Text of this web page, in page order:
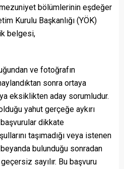
bölümlerinin eşdeğer
Kurulu Başkanlığı (YÖK)
belgesi,
ve fotoğrafın
sonra ortaya
eksiklikten aday sorumludur.
yahut gerçeğe aykırı
dikkate
taşımadığı veya istenen
bulunduğu sonradan
sayılır. Bu başvuru